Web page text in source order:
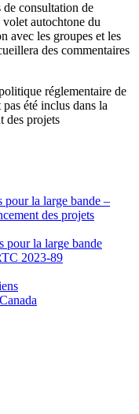
consultation de
autochtone du
avec les groupes et les
des commentaires
réglementaire de
été inclus dans la
des projets
pour la large bande –
des projets
pour la large bande
2023-89